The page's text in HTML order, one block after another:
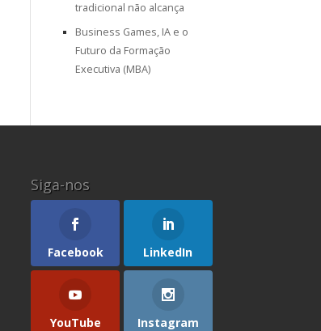
tradicional não alcança
Business Games, IA e o
Futuro da Formação
Executiva (MBA)
Siga-nos
Facebook LinkedIn
YouTube Instagram